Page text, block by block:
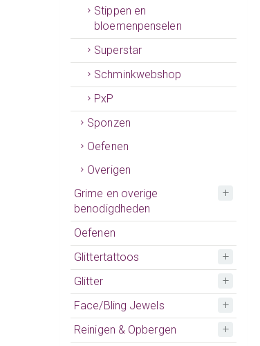
Stippen en
bloemenpenselen
Superstar
Schminkwebshop
PxP
Sponzen
Oefenen
Overigen
Grime en overige
benodigdheden
Oefenen
Glittertattoos
Glitter
Face/Bling Jewels
Reinigen & Opbergen